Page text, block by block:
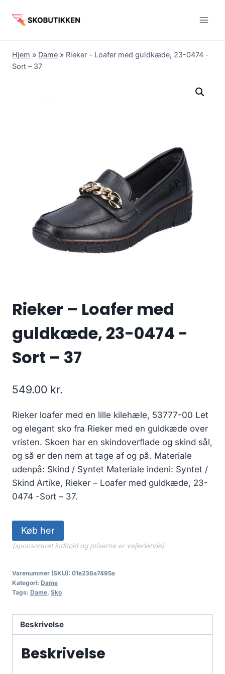
Hjem » Dame » Rieker – Loafer med guldkæde, 23-0474 -
Sort – 37
Rieker – Loafer med
guldkæde, 23-0474 -
Sort – 37
549.00 kr.
Rieker loafer med en lille kilehæle, 53777-00 Let
og elegant sko fra Rieker med en guldkæde over
vristen. Skoen har en skindoverflade og skind sål,
og så er den nem at tage af og på. Materiale
udenpå: Skind / Syntet Materiale indeni: Syntet /
Skind Artike, Rieker – Loafer med guldkæde, 23-
0474 -Sort – 37.
Køb her
(sponsoreret indhold og priserne er vejledende)
Varenummer (SKU): 01e236a7495a
Kategori: Dame
Tags: Dame, Sko
Beskrivelse
Beskrivelse